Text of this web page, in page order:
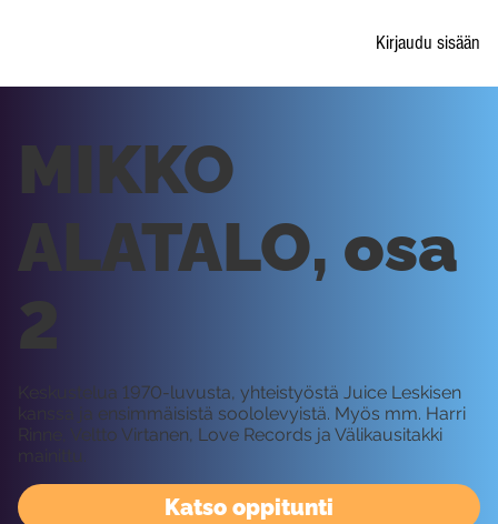
Kirjaudu sisään
Katso oppitunti
MIKKO
ALATALO, osa
2
Keskustelua 1970-luvusta, yhteistyöstä Juice Leskisen
kanssa ja ensimmäisistä soololevyistä. Myös mm. Harri
Rinne, Veltto Virtanen, Love Records ja Välikausitakki
mainittu.